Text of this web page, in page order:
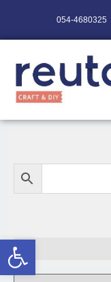
פתח
054-4680325